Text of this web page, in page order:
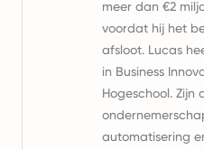
meer dan €2
voordat hij het
afsloot. Lucas
in Business
Hogeschool. Zijn
automatisering